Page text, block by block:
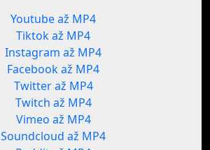
Youtube až MP4
Tiktok až MP4
Instagram až MP4
Facebook až MP4
Twitter až MP4
Twitch až MP4
Vimeo až MP4
Soundcloud až MP4